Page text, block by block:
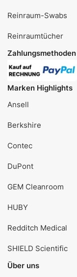
Reinraum-Swabs
Reinraumtücher
Zahlungsmethoden
Marken Highlights
Ansell
Berkshire
Contec
DuPont
GEM Cleanroom
HUBY
Redditch Medical
SHIELD Scientific
Über uns